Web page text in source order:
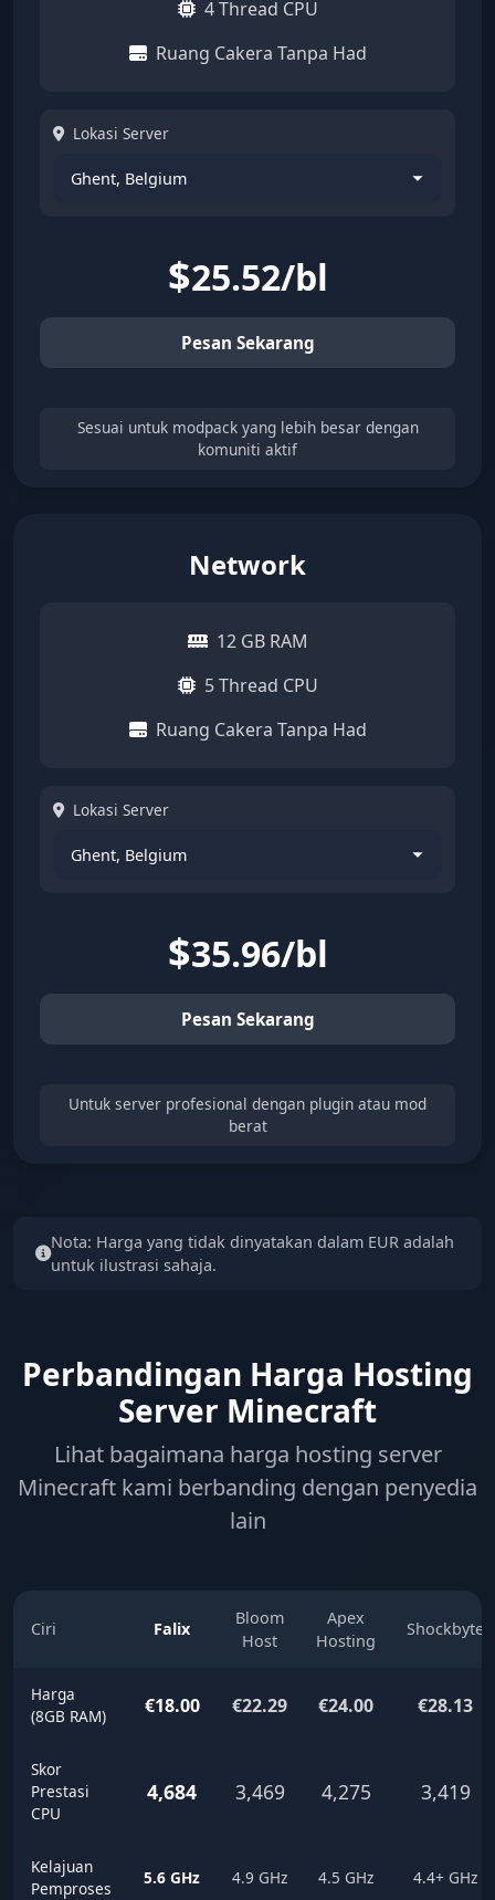
4 Thread CPU
Ruang Cakera Tanpa Had
Lokasi Server
$25.52/bl
Pesan Sekarang
Sesuai untuk modpack yang lebih besar dengan
komuniti aktif
Network
12 GB RAM
5 Thread CPU
Ruang Cakera Tanpa Had
Lokasi Server
$35.96/bl
Pesan Sekarang
Untuk server profesional dengan plugin atau mod
berat
Nota: Harga yang tidak dinyatakan dalam EUR adalah
untuk ilustrasi sahaja.
Perbandingan Harga Hosting
Server Minecraft
Lihat bagaimana harga hosting server
Minecraft kami berbanding dengan penyedia
lain
Ciri Falix
Bloom
Host
Apex
Hosting
Shockbyte
Harga
(8GB RAM)
€18.00 €22.29 €24.00 €28.13
Skor
Prestasi
CPU
4,684 3,469 4,275 3,419
Kelajuan
Pemproses
5.6 GHz 4.9 GHz 4.5 GHz 4.4+ GHz